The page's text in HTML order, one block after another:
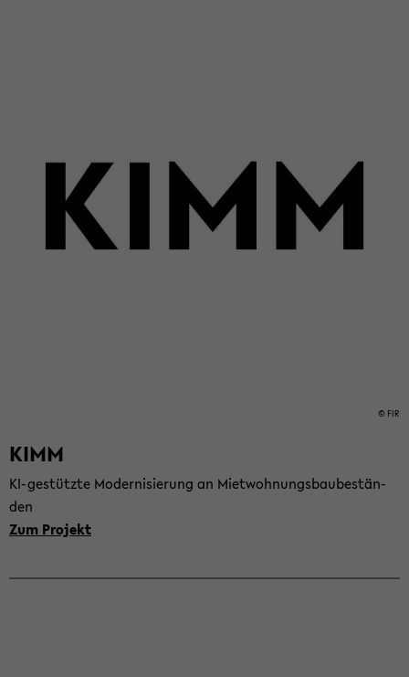
© FIR
KIMM
KI-​gestützte Mo­der­ni­sie­rung an Miet­woh­nungs­bau­be­stän­
den
Zum Pro­jekt